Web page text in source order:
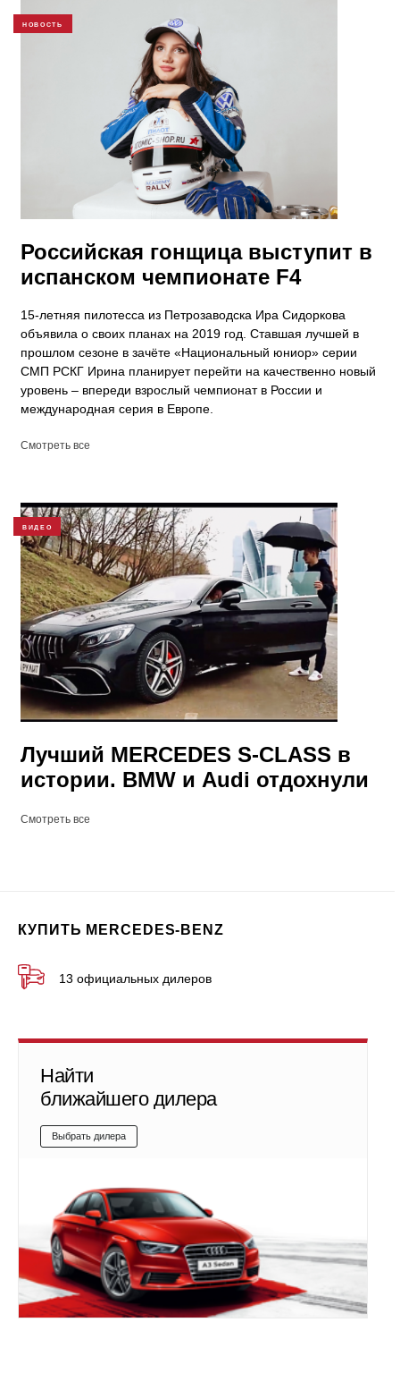
НОВОСТЬ
Российская гонщица выступит в
испанском чемпионате F4
15-летняя пилотесса из Петрозаводска Ира Сидоркова
объявила о своих планах на 2019 год. Ставшая лучшей в
прошлом сезоне в зачёте «Национальный юниор» серии
СМП РСКГ Ирина планирует перейти на качественно новый
уровень – впереди взрослый чемпионат в России и
международная серия в Европе.
Смотреть все
ВИДЕО
Лучший MERCEDES S-CLASS в
истории. BMW и Audi отдохнули
Смотреть все
КУПИТЬ MERCEDES-BENZ
13 официальных дилеров
Найти
ближайшего дилера
Выбрать дилера